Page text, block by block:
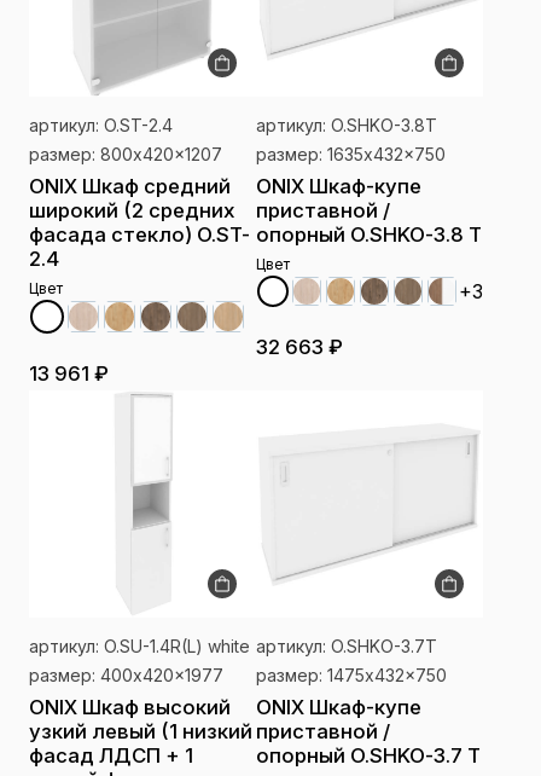
артикул: O.ST-2.4
размер: 800x420x1207
ONIX Шкаф средний
широкий (2 средних
фасада стекло) O.ST-
2.4
Цвет
13 961 ₽
артикул: O.SHKO-3.8T
размер: 1635x432x750
ONIX Шкаф-купе
приставной /
опорный O.SHKO-3.8 T
Цвет
+3
32 663 ₽
артикул: O.SU-1.4R(L) white
размер: 400x420x1977
ONIX Шкаф высокий
узкий левый (1 низкий
фасад ЛДСП + 1
артикул: O.SHKO-3.7T
размер: 1475x432x750
ONIX Шкаф-купе
приставной /
опорный O.SHKO-3.7 T